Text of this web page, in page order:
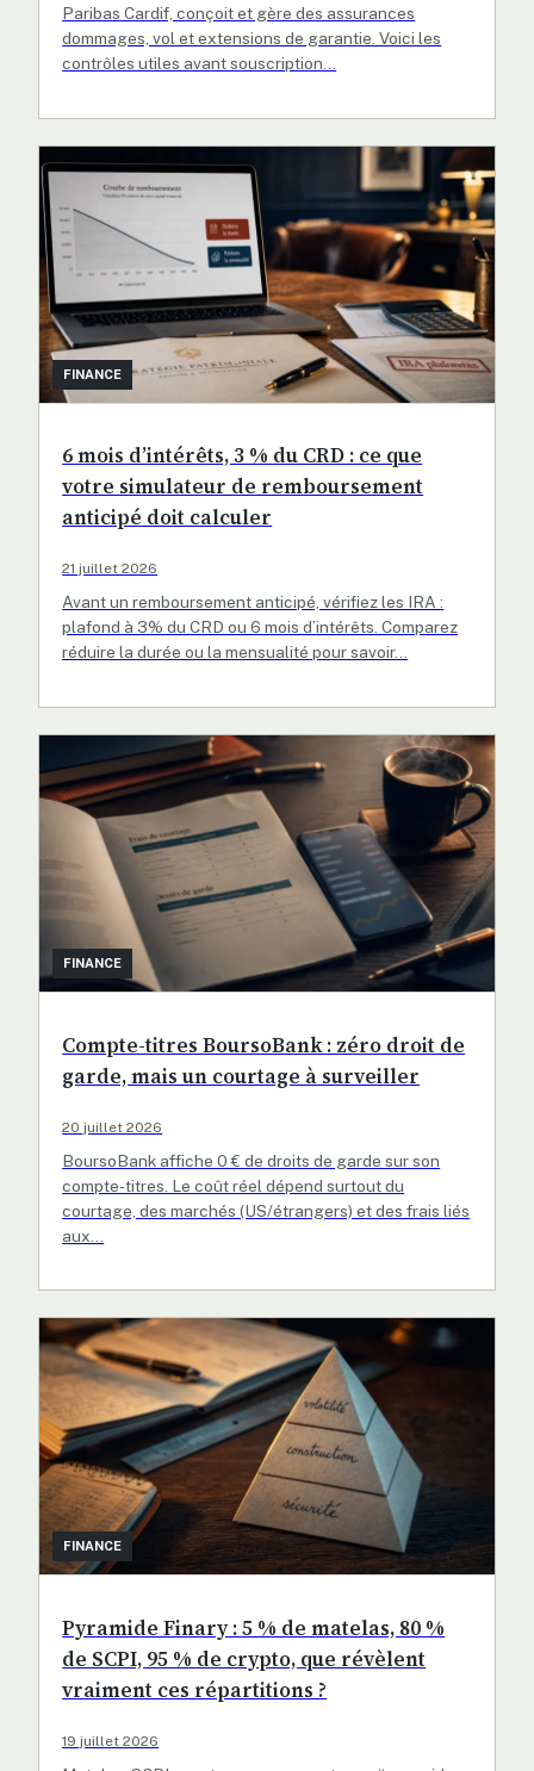
Paribas Cardif, conçoit et gère des assurances
dommages, vol et extensions de garantie. Voici les
contrôles utiles avant souscription…
FINANCE
6 mois d’intérêts, 3 % du CRD : ce que
votre simulateur de remboursement
anticipé doit calculer
21 juillet 2026
Avant un remboursement anticipé, vérifiez les IRA :
plafond à 3% du CRD ou 6 mois d’intérêts. Comparez
réduire la durée ou la mensualité pour savoir…
FINANCE
Compte-titres BoursoBank : zéro droit de
garde, mais un courtage à surveiller
20 juillet 2026
BoursoBank affiche 0 € de droits de garde sur son
compte-titres. Le coût réel dépend surtout du
courtage, des marchés (US/étrangers) et des frais liés
aux…
FINANCE
Pyramide Finary : 5 % de matelas, 80 %
de SCPI, 95 % de crypto, que révèlent
vraiment ces répartitions ?
19 juillet 2026